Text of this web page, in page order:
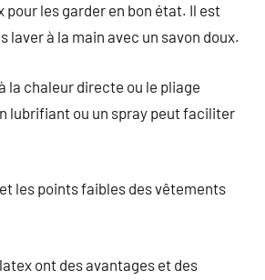
les garder en bon état. Il est
laver à la main avec un savon doux.
la chaleur directe ou le pliage
lubrifiant ou un spray peut faciliter
les points faibles des vêtements
ont des avantages et des